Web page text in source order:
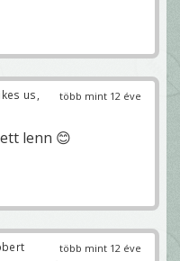
több mint 12 éve
us,
lenn 😊
több mint 12 éve